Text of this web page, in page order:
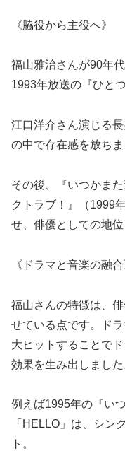
《脇役から主役へ》
福山雅治さんが90年
1993年放送の『ひと
江口洋介さん演じる
の中で存在感を放ちま
その後、『いつかま
クトラブ！』（1999
せ、俳優としての地
《ドラマと音楽の融合
福山さんの特徴は、
せている点です。ド
大ヒットすることで
効果を生み出しました
例えば1995年の『い
「HELLO」は、シン
ト。